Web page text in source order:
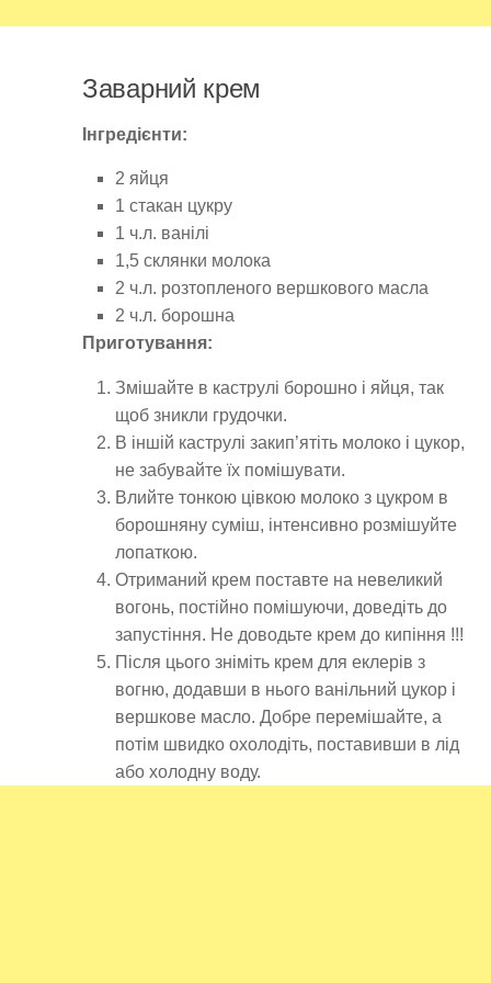
Заварний крем
Інгредієнти:
2 яйця
1 стакан цукру
1 ч.л. ванілі
1,5 склянки молока
2 ч.л. розтопленого вершкового масла
2 ч.л. борошна
Приготування:
Змішайте в каструлі борошно і яйця, так
щоб зникли грудочки.
В іншій каструлі закип’ятіть молоко і цукор,
не забувайте їх помішувати.
Влийте тонкою цівкою молоко з цукром в
борошняну суміш, інтенсивно розмішуйте
лопаткою.
Отриманий крем поставте на невеликий
вогонь, постійно помішуючи, доведіть до
запустіння. Не доводьте крем до кипіння !!!
Після цього зніміть крем для еклерів з
вогню, додавши в нього ванільний цукор і
вершкове масло. Добре перемішайте, а
потім швидко охолодіть, поставивши в лід
або холодну воду.